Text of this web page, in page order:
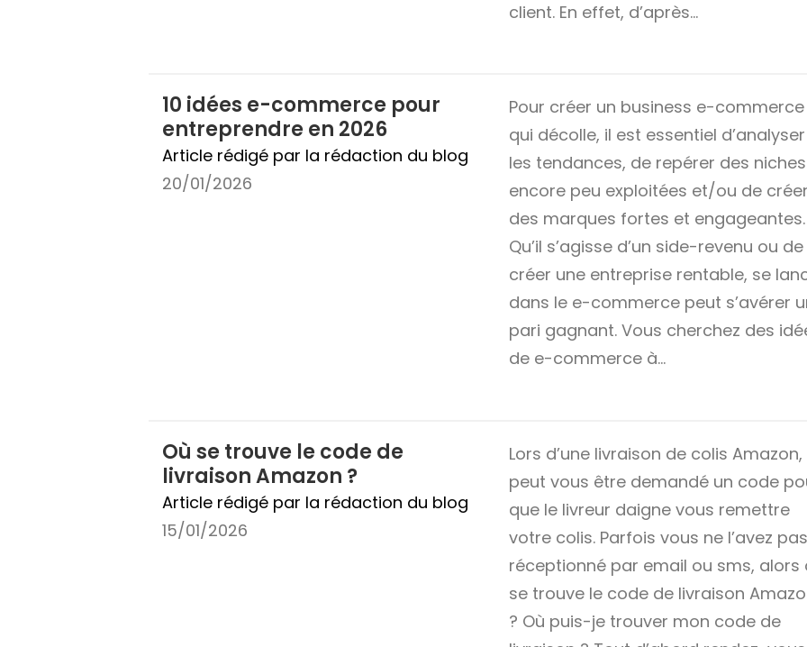
client. En effet, d’après…
10 idées e-commerce pour
entreprendre en 2026
Article rédigé par la rédaction du blog
20/01/2026
Pour créer un business e-commerce
qui décolle, il est essentiel d’analyser
les tendances, de repérer des niches
encore peu exploitées et/ou de
des marques fortes et engageantes.
Qu’il s’agisse d’un side-revenu ou de
créer une entreprise rentable, se
dans le e-commerce peut s’avérer
pari gagnant. Vous cherchez des
de e-commerce à…
Où se trouve le code de
livraison Amazon ?
Article rédigé par la rédaction du blog
15/01/2026
Lors d’une livraison de colis Amazon,
peut vous être demandé un code
que le livreur daigne vous remettre
votre colis. Parfois vous ne l’avez pas
réceptionné par email ou sms, alors
se trouve le code de livraison
? Où puis-je trouver mon code de